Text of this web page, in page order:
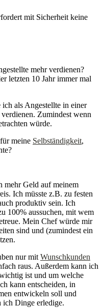
mit Sicherheit keine
mehr verdienen?
letzten 10 Jahr immer mal
als Angestellte in einer
Zumindest wenn
würde.
meine Selbständigkeit,
mehr Geld auf meinem
Ich müsste z.B. zu festen
produktiv sein. Ich
100% aussuchen, mit wem
Mein Chef würde mir
sind und (zumindest ein
nur mit Wunschkunden
raus. Außerdem kann ich
ist und um welche
kann entscheiden, in
entwickeln soll und
ich Dinge erledige.